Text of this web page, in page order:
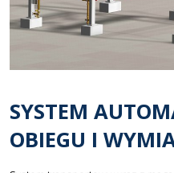
SYSTEM
OBIEGU I